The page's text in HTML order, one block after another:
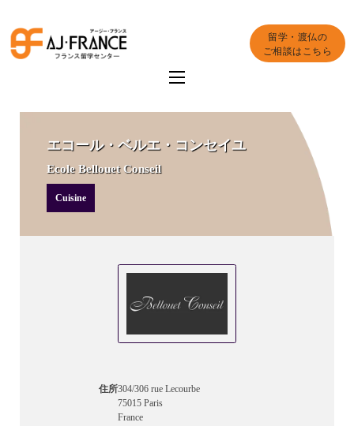
留学・渡仏の
ご相談はこちら
エコール・ベルエ・コンセイユ
Ecole Bellouet Conseil
Cuisine
住所304/306 rue Lecourbe
75015 Paris
France